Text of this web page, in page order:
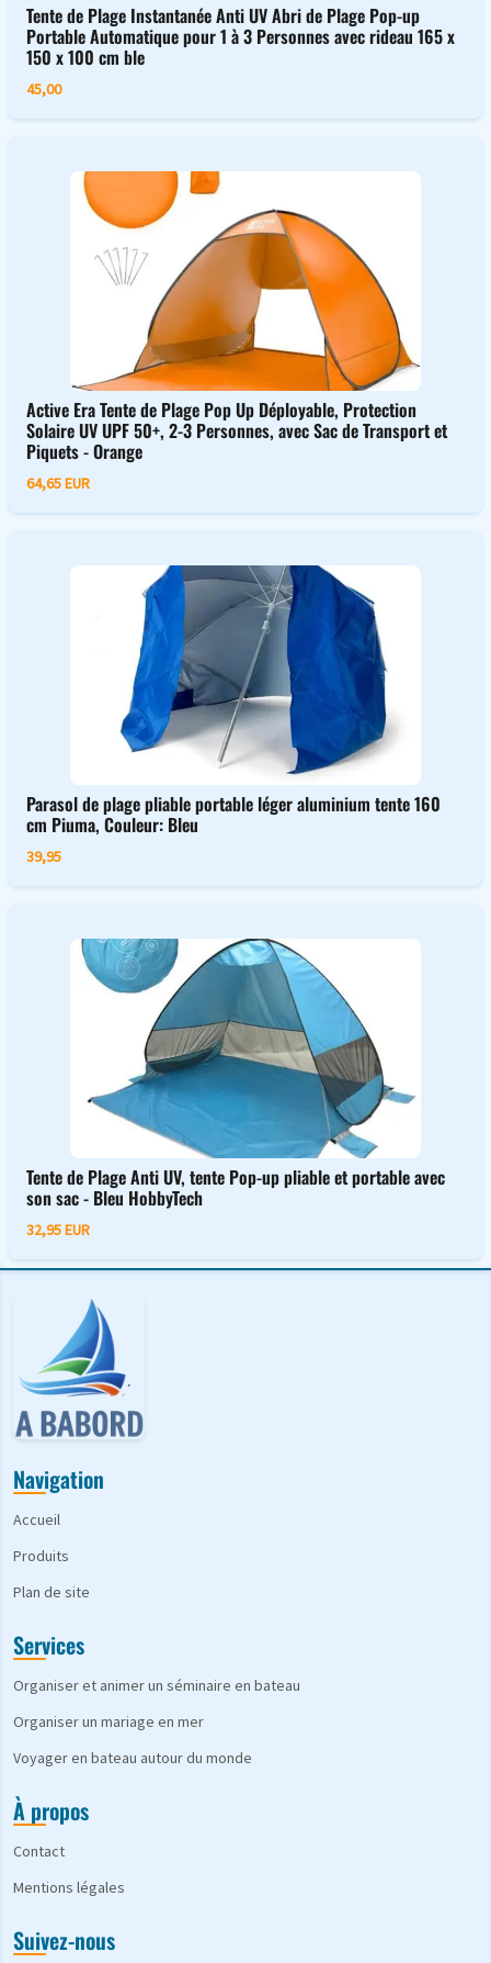
Tente de Plage Instantanée Anti UV Abri de Plage Pop-up
Portable Automatique pour 1 à 3 Personnes avec rideau 165 x
150 x 100 cm ble
45,00
Active Era Tente de Plage Pop Up Déployable, Protection
Solaire UV UPF 50+, 2-3 Personnes, avec Sac de Transport et
Piquets - Orange
64,65 EUR
Parasol de plage pliable portable léger aluminium tente 160
cm Piuma, Couleur: Bleu
39,95
Tente de Plage Anti UV, tente Pop-up pliable et portable avec
son sac - Bleu HobbyTech
32,95 EUR
Navigation
Accueil
Produits
Plan de site
Services
Organiser et animer un séminaire en bateau
Organiser un mariage en mer
Voyager en bateau autour du monde
À propos
Contact
Mentions légales
Suivez-nous